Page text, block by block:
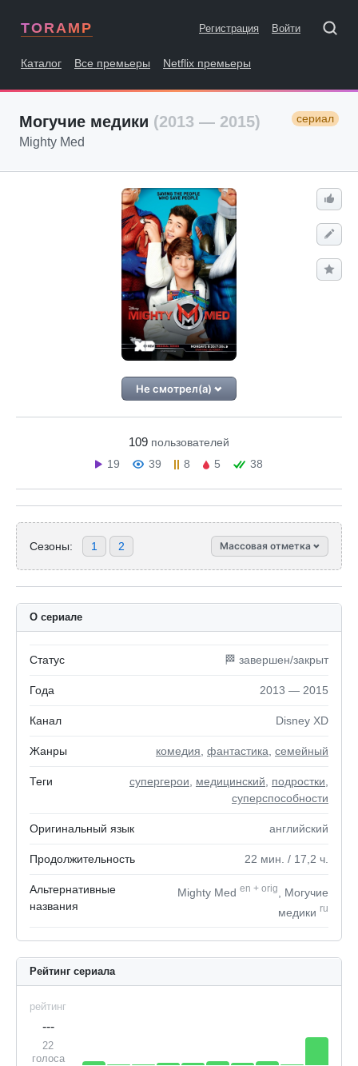
TORAMP Регистрация Войти
Каталог Все премьеры Netflix премьеры
Могучие медики (2013 — 2015) сериал
Mighty Med
Не смотрел(а)
109 пользователей
19
39 8 5 38
Сезоны: 1 2 Массовая отметка
О сериале
Статус 🏁 завершен/закрыт
Года 2013 — 2015
Канал Disney XD
Жанры комедия фантастика семейный
Теги супергерои медицинский подростки
суперспособности
Оригинальный язык английский
Продолжительность 22 мин. / 17,2 ч.
Альтернативные
названия
Mighty Med en + orig
, Могучие
медики ru
Рейтинг сериала
рейтинг
---
22
голоса